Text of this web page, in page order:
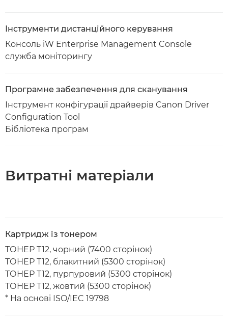
Інструменти дистанційного керування
Консоль iW Enterprise Management Console
служба моніторингу
Програмне забезпечення для сканування
Інструмент конфігурації драйверів Canon Driver
Configuration Tool
Бібліотека програм
Витратні матеріали
Картридж із тонером
ТОНЕР T12, чорний (7400 сторінок)
ТОНЕР T12, блакитний (5300 сторінок)
ТОНЕР T12, пурпуровий (5300 сторінок)
ТОНЕР T12, жовтий (5300 сторінок)
* На основі ISO/IEC 19798